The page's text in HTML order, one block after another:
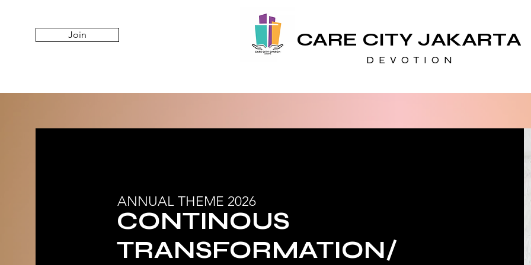
Join CARE CITY JAKARTA
D E V O T I O N
ANNUAL THEME 2026
CONTINOUS
TRANSFORMATION/